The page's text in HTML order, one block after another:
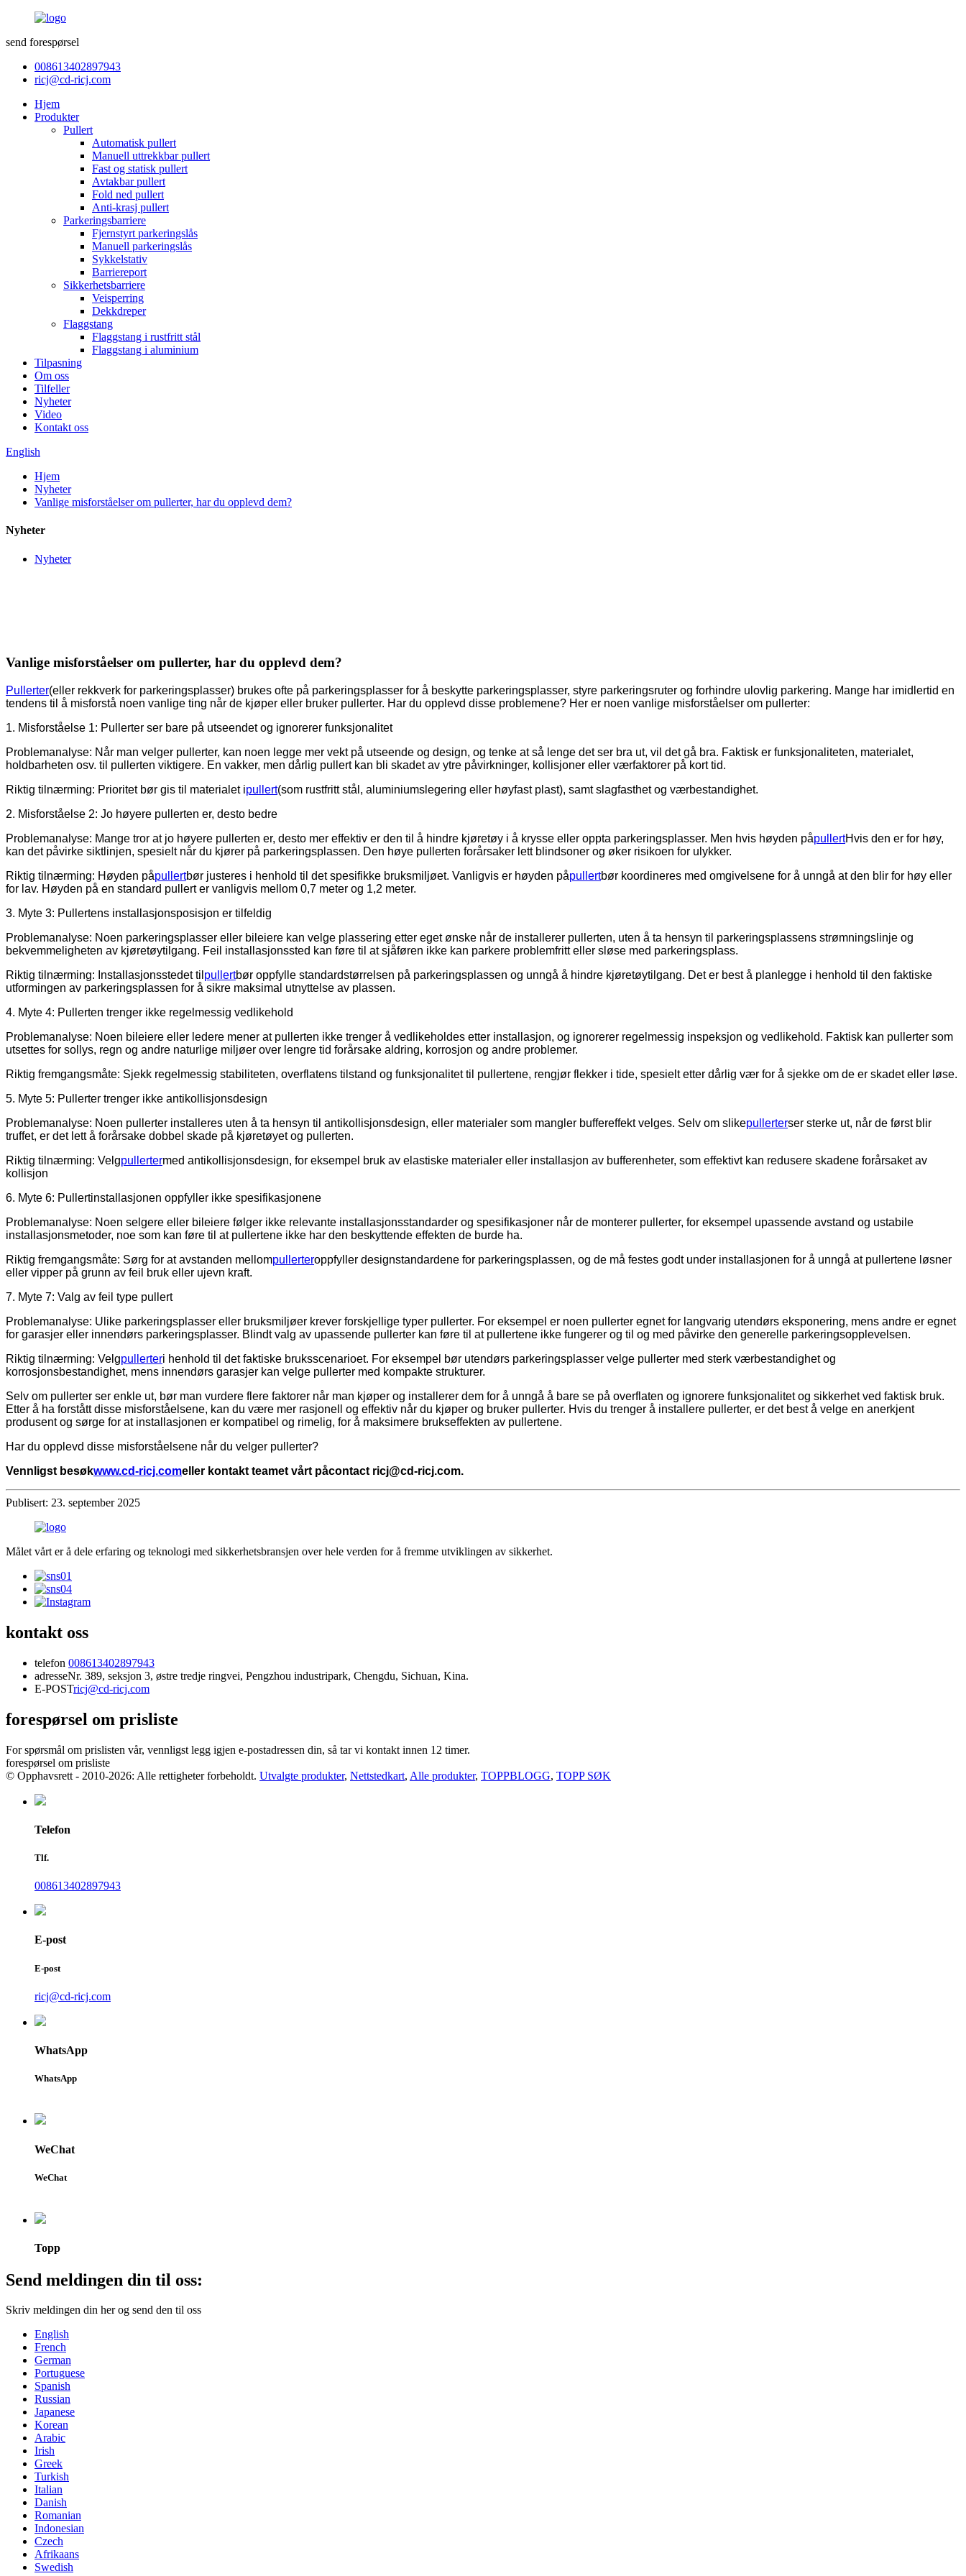
send forespørsel
008613402897943
ricj@cd-ricj.com
Hjem
Produkter
Pullert
Automatisk pullert
Manuell uttrekkbar pullert
Fast og statisk pullert
Avtakbar pullert
Fold ned pullert
Anti-krasj pullert
Parkeringsbarriere
Fjernstyrt parkeringslås
Manuell parkeringslås
Sykkelstativ
Barriereport
Sikkerhetsbarriere
Veisperring
Dekkdreper
Flaggstang
Flaggstang i rustfritt stål
Flaggstang i aluminium
Tilpasning
Om oss
Tilfeller
Nyheter
Video
Kontakt oss
English
Hjem
Nyheter
Vanlige misforståelser om pullerter, har du opplevd dem?
Nyheter
Nyheter
Vanlige misforståelser om pullerter, har du opplevd dem?
Pullerter(eller rekkverk for parkeringsplasser) brukes ofte på parkeringsplasser for å beskytte parkeringsplasser, styre parkeringsruter og forhindre ulovlig parkering. Mange har imidlertid en
tendens til å misforstå noen vanlige ting når de kjøper eller bruker pullerter. Har du opplevd disse problemene? Her er noen vanlige misforståelser om pullerter:
1. Misforståelse 1: Pullerter ser bare på utseendet og ignorerer funksjonalitet
Problemanalyse: Når man velger pullerter, kan noen legge mer vekt på utseende og design, og tenke at så lenge det ser bra ut, vil det gå bra. Faktisk er funksjonaliteten, materialet,
holdbarheten osv. til pullerten viktigere. En vakker, men dårlig pullert kan bli skadet av ytre påvirkninger, kollisjoner eller værfaktorer på kort tid.
Riktig tilnærming: Prioritet bør gis til materialet ipullert(som rustfritt stål, aluminiumslegering eller høyfast plast), samt slagfasthet og værbestandighet.
2. Misforståelse 2: Jo høyere pullerten er, desto bedre
Problemanalyse: Mange tror at jo høyere pullerten er, desto mer effektiv er den til å hindre kjøretøy i å krysse eller oppta parkeringsplasser. Men hvis høyden påpullertHvis den er for høy,
kan det påvirke siktlinjen, spesielt når du kjører på parkeringsplassen. Den høye pullerten forårsaker lett blindsoner og øker risikoen for ulykker.
Riktig tilnærming: Høyden påpullertbør justeres i henhold til det spesifikke bruksmiljøet. Vanligvis er høyden påpullertbør koordineres med omgivelsene for å unngå at den blir for høy eller
for lav. Høyden på en standard pullert er vanligvis mellom 0,7 meter og 1,2 meter.
3. Myte 3: Pullertens installasjonsposisjon er tilfeldig
Problemanalyse: Noen parkeringsplasser eller bileiere kan velge plassering etter eget ønske når de installerer pullerten, uten å ta hensyn til parkeringsplassens strømningslinje og
bekvemmeligheten av kjøretøytilgang. Feil installasjonssted kan føre til at sjåføren ikke kan parkere problemfritt eller sløse med parkeringsplass.
Riktig tilnærming: Installasjonsstedet til pullertbør oppfylle standardstørrelsen på parkeringsplassen og unngå å hindre kjøretøytilgang. Det er best å planlegge i henhold til den faktiske
utformingen av parkeringsplassen for å sikre maksimal utnyttelse av plassen.
4. Myte 4: Pullerten trenger ikke regelmessig vedlikehold
Problemanalyse: Noen bileiere eller ledere mener at pullerten ikke trenger å vedlikeholdes etter installasjon, og ignorerer regelmessig inspeksjon og vedlikehold. Faktisk kan pullerter som
utsettes for sollys, regn og andre naturlige miljøer over lengre tid forårsake aldring, korrosjon og andre problemer.
Riktig fremgangsmåte: Sjekk regelmessig stabiliteten, overflatens tilstand og funksjonalitet til pullertene, rengjør flekker i tide, spesielt etter dårlig vær for å sjekke om de er skadet eller løse.
5. Myte 5: Pullerter trenger ikke antikollisjonsdesign
Problemanalyse: Noen pullerter installeres uten å ta hensyn til antikollisjonsdesign, eller materialer som mangler buffereffekt velges. Selv om slikepullerterser sterke ut, når de først blir
truffet, er det lett å forårsake dobbel skade på kjøretøyet og pullerten.
Riktig tilnærming: Velgpullertermed antikollisjonsdesign, for eksempel bruk av elastiske materialer eller installasjon av bufferenheter, som effektivt kan redusere skadene forårsaket av
kollisjon
6. Myte 6: Pullertinstallasjonen oppfyller ikke spesifikasjonene
Problemanalyse: Noen selgere eller bileiere følger ikke relevante installasjonsstandarder og spesifikasjoner når de monterer pullerter, for eksempel upassende avstand og ustabile
installasjonsmetoder, noe som kan føre til at pullertene ikke har den beskyttende effekten de burde ha.
Riktig fremgangsmåte: Sørg for at avstanden mellompullerteroppfyller designstandardene for parkeringsplassen, og de må festes godt under installasjonen for å unngå at pullertene løsner
eller vipper på grunn av feil bruk eller ujevn kraft.
7. Myte 7: Valg av feil type pullert
Problemanalyse: Ulike parkeringsplasser eller bruksmiljøer krever forskjellige typer pullerter. For eksempel er noen pullerter egnet for langvarig utendørs eksponering, mens andre er egnet
for garasjer eller innendørs parkeringsplasser. Blindt valg av upassende pullerter kan føre til at pullertene ikke fungerer og til og med påvirke den generelle parkeringsopplevelsen.
Riktig tilnærming: Velgpullerteri henhold til det faktiske bruksscenarioet. For eksempel bør utendørs parkeringsplasser velge pullerter med sterk værbestandighet og
korrosjonsbestandighet, mens innendørs garasjer kan velge pullerter med kompakte strukturer.
Selv om pullerter ser enkle ut, bør man vurdere flere faktorer når man kjøper og installerer dem for å unngå å bare se på overflaten og ignorere funksjonalitet og sikkerhet ved faktisk bruk.
Etter å ha forstått disse misforståelsene, kan du være mer rasjonell og effektiv når du kjøper og bruker pullerter. Hvis du trenger å installere pullerter, er det best å velge en anerkjent
produsent og sørge for at installasjonen er kompatibel og rimelig, for å maksimere brukseffekten av pullertene.
Har du opplevd disse misforståelsene når du velger pullerter?
Vennligst besøkwww.cd-ricj.comeller kontakt teamet vårt påcontact ricj@cd-ricj.com.
Publisert: 23. september 2025
Målet vårt er å dele erfaring og teknologi med sikkerhetsbransjen over hele verden for å fremme utviklingen av sikkerhet.
kontakt oss
telefon 008613402897943
adresseNr. 389, seksjon 3, østre tredje ringvei, Pengzhou industripark, Chengdu, Sichuan, Kina.
E-POSTricj@cd-ricj.com
forespørsel om prisliste
For spørsmål om prislisten vår, vennligst legg igjen e-postadressen din, så tar vi kontakt innen 12 timer.
forespørsel om prisliste
© Opphavsrett - 2010-2026: Alle rettigheter forbeholdt. Utvalgte produkter, Nettstedkart, Alle produkter, TOPPBLOGG, TOPP SØK
Telefon
Tlf.
008613402897943
E-post
E-post
ricj@cd-ricj.com
WhatsApp
WhatsApp
WeChat
WeChat
Topp
Send meldingen din til oss:
Skriv meldingen din her og send den til oss
English
French
German
Portuguese
Spanish
Russian
Japanese
Korean
Arabic
Irish
Greek
Turkish
Italian
Danish
Romanian
Indonesian
Czech
Afrikaans
Swedish